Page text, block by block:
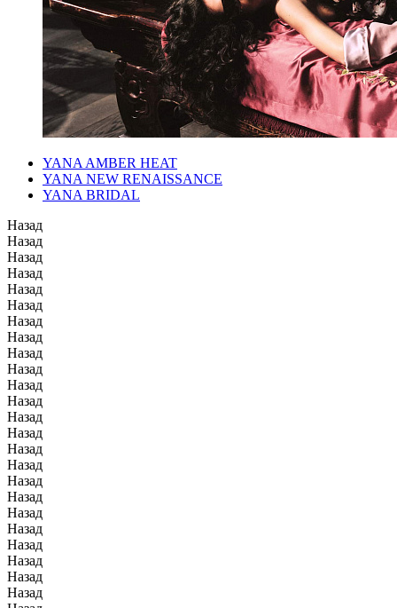
YANA AMBER HEAT
YANA NEW RENAISSANCE
YANA BRIDAL
Назад
Назад
Назад
Назад
Назад
Назад
Назад
Назад
Назад
Назад
Назад
Назад
Назад
Назад
Назад
Назад
Назад
Назад
Назад
Назад
Назад
Назад
Назад
Назад